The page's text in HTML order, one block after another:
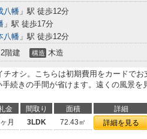
八幡 」駅 徒歩12分
」駅 徒歩17分
八幡 」駅 徒歩12分
2階建 構造 木造
チオシ。こちらは初期費用をカードでお
続きの手間が省けます。遠くの風景を
金 間取り 面積 詳細
月 3LDK 72.43㎡ 詳細を見る